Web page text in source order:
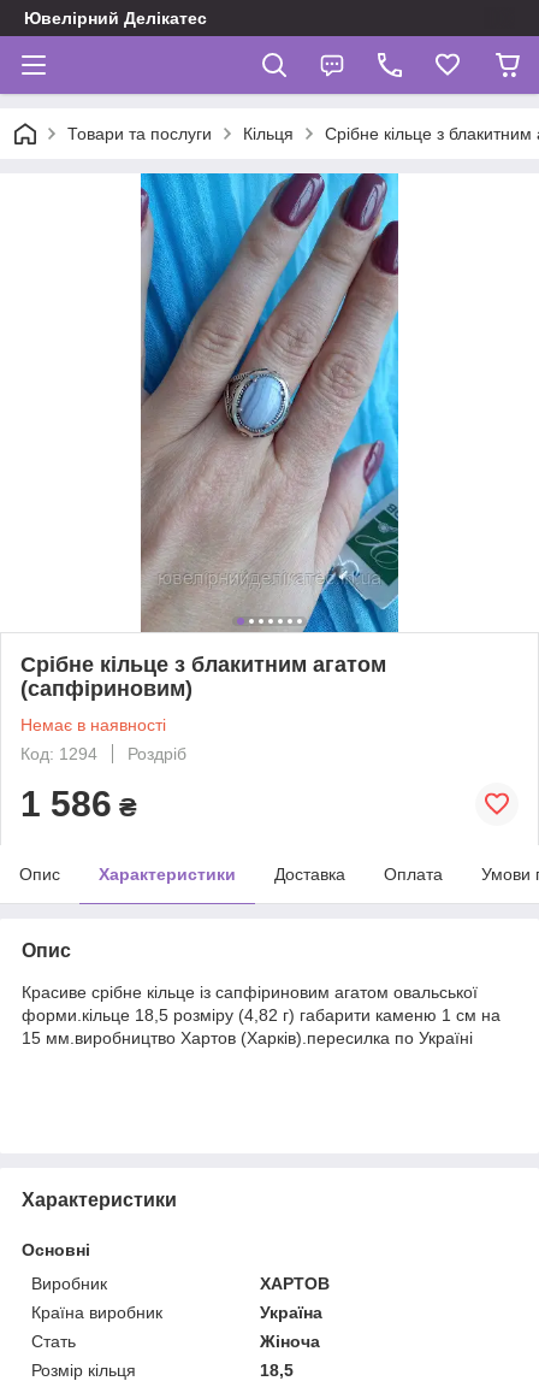
Ювелірний Делікатес
Товари та послуги Кільця Срібне кільце з
Срібне кільце з блакитним агатом
(сапфіриновим)
Немає в наявності
Код: 1294
Роздріб
1 586 ₴
Опис Характеристики Доставка Оплата Умови
Опис
Красиве срібне кільце із сапфіриновим агатом овальської
форми.кільце 18,5 розміру (4,82 г) габарити каменю 1 см на
15 мм.виробництво Хартов (Харків).пересилка по Україні
Характеристики
Основні
Виробник
ХАРТОВ
Країна виробник
Україна
Стать
Жіноча
Розмір кільця
18,5